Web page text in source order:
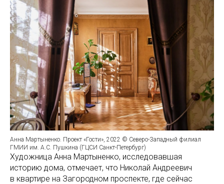
Анна Мартыненко. Проект «Гости», 2022 © Северо-Западный филиал
ГМИИ им. А.С. Пушкина (ГЦСИ Санкт-Петербург)
Художница Анна Мартыненко, исследовавшая
историю дома, отмечает, что Николай Андреевич
в квартире на Загородном проспекте, где сейчас